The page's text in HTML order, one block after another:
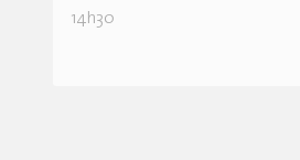
14h30